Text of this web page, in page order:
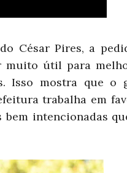
César Pires, a
muito útil para
Isso mostra que o
trabalha em
intencionadas